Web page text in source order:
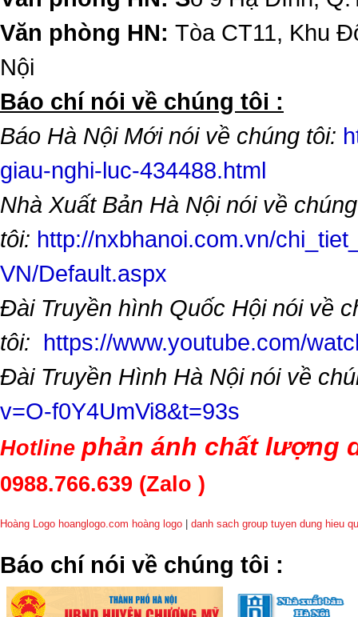
Văn phòng HN: Tòa CT11, Khu
Nội
​Báo chí nói về chúng tôi :
Báo Hà Nội Mới nói về chúng tôi:
giau-nghi-luc-434488.html
Nhà Xuất Bản Hà Nội nói về chúng
tôi: http://nxbhanoi.com.vn/
VN/Default.aspx
Đài Truyền hình Quốc Hội nói về
tôi: https://www.youtube.com/
Đài Truyền Hình Hà Nội nói về
v=O-f0Y4UmVi8&t=93s
Hotline phản ánh chất lượng
0988.766.639 (Zalo )
Hoàng Logo hoanglogo.com hoàng logo danh sach group tuyen dung hieu
​Báo chí nói về chúng tôi :